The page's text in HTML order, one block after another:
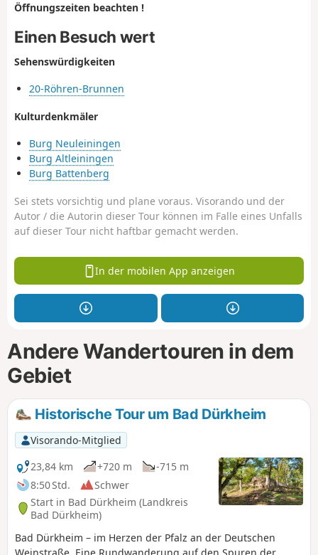
Öffnungszeiten beachten !
Einen Besuch wert
Sehenswürdigkeiten
20-Röhren-Brunnen
Kulturdenkmäler
Burg Neuleiningen
Burg Altleiningen
Burg Battenberg
Sei stets vorsichtig und plane voraus. Visorando und der
Autor / die Autorin dieser Tour können im Falle eines Unfalls
auf dieser Tour nicht haftbar gemacht werden.
In der mobilen App anzeigen
Andere Wandertouren in dem
Gebiet
Historische Tour um Bad Dürkheim
Visorando-Mitglied
23,84 km
+720 m
-715 m
8:50 Std.
Schwer
Start in Bad Dürkheim (Landkreis
Bad Dürkheim)
Bad Dürkheim – im Herzen der Pfalz an der Deutschen